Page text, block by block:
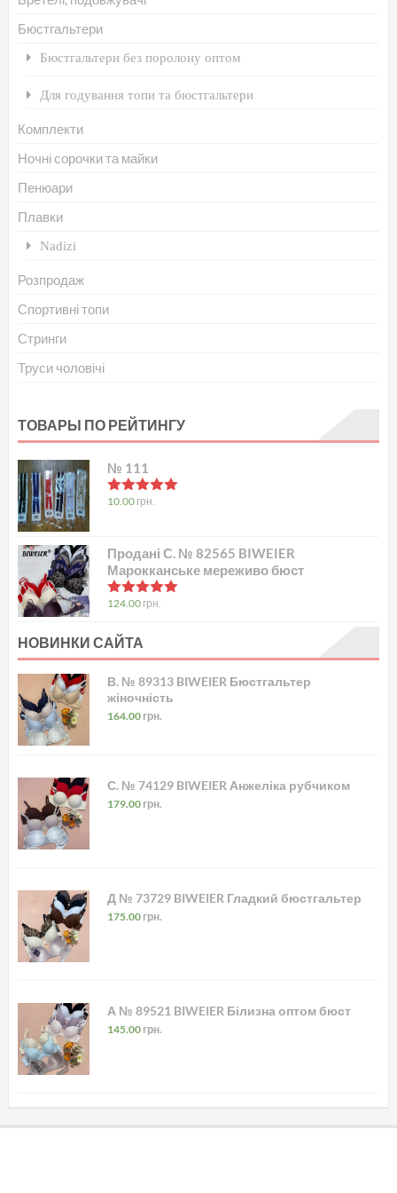
Бюстгальтери
Бюстгальтери без поролону оптом
Для годування топи та бюстгальтери
Комплекти
Ночні сорочки та майки
Пенюари
Плавки
Nadizi
Розпродаж
Спортивні топи
Стринги
Труси чоловічі
ТОВАРЫ ПО РЕЙТИНГУ
№ 111
в 5.00 з 5
10.00 грн.
Продані С. № 82565 BIWEIER
Марокканське мереживо бюст
в 5.00з 5
124.00 грн.
НОВИНКИ САЙТА
В. № 89313 BIWEIER Бюстгальтер
жіночність
164.00 грн.
С. № 74129 BIWEIER Анжеліка рубчиком
179.00 грн.
Д № 73729 BIWEIER Гладкий бюстгальтер
175.00 грн.
А № 89521 BIWEIER Білизна оптом бюст
145.00 грн.